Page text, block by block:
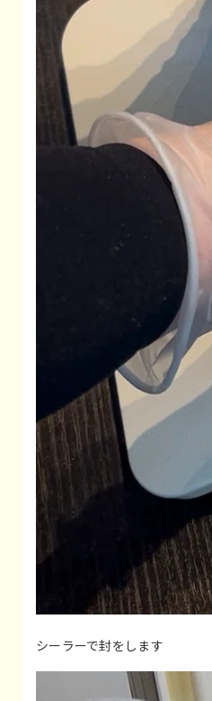
シーラーで封をします